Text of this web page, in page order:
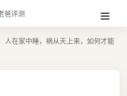
收
缩
人在家中睡，祸从天上来，如何才能